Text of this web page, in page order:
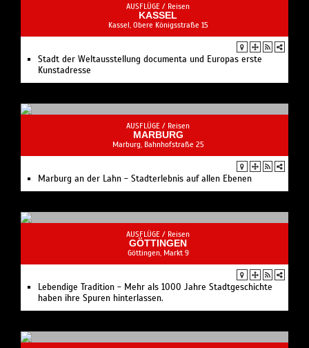
AUSFLÜGE / Reisen
KASSEL
Kassel, Obere Königsstraße 15
Stadt der Weltausstellung documenta und Europas erste
Kunstadresse
AUSFLÜGE / Reisen
MARBURG
Marburg, Bahnhofstraße 25
Marburg an der Lahn - Stadterlebnis auf allen Ebenen
AUSFLÜGE / Reisen
GÖTTINGEN
Göttingen, Markt 9
Lebendige Tradition - Mehr als 1000 Jahre Stadtgeschichte
haben ihre Spuren hinterlassen.